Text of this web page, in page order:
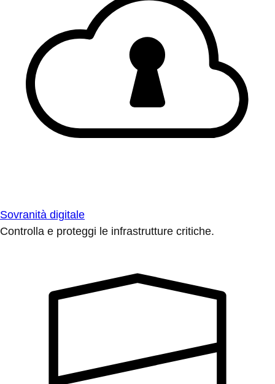
Sovranità digitale
Controlla e proteggi le infrastrutture critiche.